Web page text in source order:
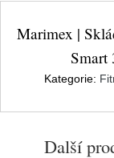
Marimex |
Smart
Kategorie:
Další